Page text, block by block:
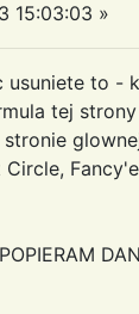
15:03:03 »
usuniete to -
tej
Circle,